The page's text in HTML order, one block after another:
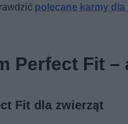
polecane karmy dla
Perfect Fit –
Fit dla zwierząt